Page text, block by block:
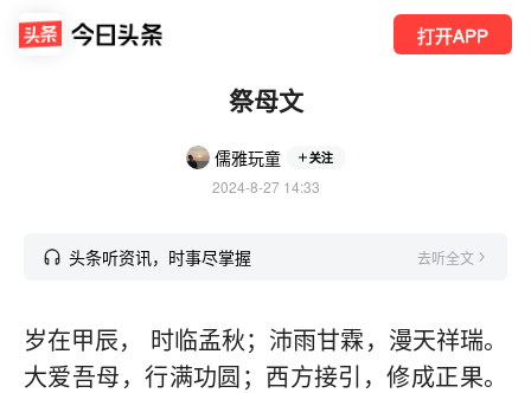
打开APP
祭母文
儒雅玩童 关注
2024-8-27 14:33
头条听资讯，时事尽掌握 去听全文
岁在甲辰， 时临孟秋；沛雨甘霖，漫天祥瑞。
大爱吾母，行满功圆；西方接引，修成正果。